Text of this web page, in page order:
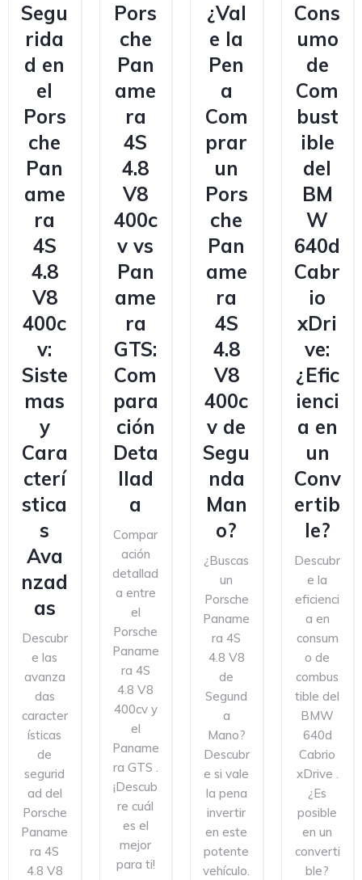
Segu
rida
d en
el
Pors
che
Pan
ame
ra
4S
4.8
V8
400c
v:
Siste
mas
y
Cara
cterí
stica
s
Ava
nzad
as
Descubr
e las
avanza
das
caracter
ísticas
de
segurid
ad del
Porsche
Paname
ra 4S
4.8 V8
Pors
che
Pan
ame
ra
4S
4.8
V8
400c
v vs
Pan
ame
ra
GTS:
Com
para
ción
Deta
llad
a
Compar
ación
detallad
a entre
el
Porsche
Paname
ra 4S
4.8 V8
400cv y
el
Paname
ra GTS .
¡Descub
re cuál
es el
mejor
para ti!
¿Val
e la
Pen
a
Com
prar
un
Pors
che
Pan
ame
ra
4S
4.8
V8
400c
v de
Segu
nda
Man
o?
¿Buscas
un
Porsche
Paname
ra 4S
4.8 V8
de
Segund
a
Mano?
Descubr
e si vale
la pena
invertir
en este
potente
vehículo.
Cons
umo
de
Com
bust
ible
del
BM
W
640d
Cabr
io
xDri
ve:
¿Efic
ienci
a en
un
Conv
ertib
le?
Descubr
e la
eficienci
a en
consum
o de
combus
tible del
BMW
640d
Cabrio
xDrive .
¿Es
posible
en un
converti
ble?